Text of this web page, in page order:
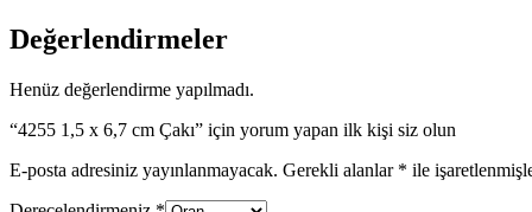
Değerlendirmeler
Henüz değerlendirme yapılmadı.
“4255 1,5 x 6,7 cm Çakı” için yorum yapan ilk kişi siz olun
E-posta adresiniz yayınlanmayacak. Gerekli alanlar * ile